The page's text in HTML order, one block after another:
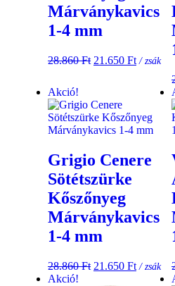
Márványkavics
1-4 mm
28.860Ft 21.650 Ft/ zsák
Akció!
Grigio Cenere
Sötétszürke
Kőszőnyeg
Márványkavics
1-4 mm
28.860Ft 21.650 Ft/ zsák
Akció!